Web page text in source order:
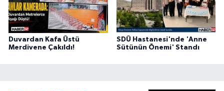
Duvardan Kafa Üstü
Merdivene Çakıldı!
SDÜ Hastanesi'nde 'Anne
Sütünün Önemi' Standı